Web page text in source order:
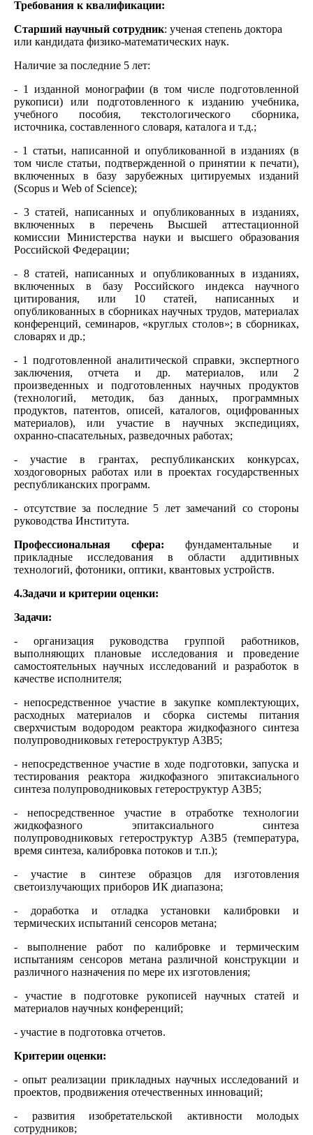
Требования к квалификации:
Старший научный сотрудник: ученая степень доктора
или кандидата физико-математических наук.
Наличие за последние 5 лет:
- 1 изданной монографии (в том числе подготовленной
рукописи) или подготовленного к изданию учебника,
учебного пособия, текстологического сборника,
источника, составленного словаря, каталога и т.д.;
- 1 статьи, написанной и опубликованной в изданиях (в
том числе статьи, подтвержденной о принятии к печати),
включенных в базу зарубежных цитируемых изданий
(Scopus и Web of Science);
- 3 статей, написанных и опубликованных в изданиях,
включенных в перечень Высшей аттестационной
комиссии Министерства науки и высшего образования
Российской Федерации;
- 8 статей, написанных и опубликованных в изданиях,
включенных в базу Российского индекса научного
цитирования, или 10 статей, написанных и
опубликованных в сборниках научных трудов, материалах
конференций, семинаров, «круглых столов»; в сборниках,
словарях и др.;
- 1 подготовленной аналитической справки, экспертного
заключения, отчета и др. материалов, или 2
произведенных и подготовленных научных продуктов
(технологий, методик, баз данных, программных
продуктов, патентов, описей, каталогов, оцифрованных
материалов), или участие в научных экспедициях,
охранно-спасательных, разведочных работах;
- участие в грантах, республиканских конкурсах,
хоздоговорных работах или в проектах государственных
республиканских программ.
- отсутствие за последние 5 лет замечаний со стороны
руководства Института.
Профессиональная сфера: фундаментальные и
прикладные исследования в области аддитивных
технологий, фотоники, оптики, квантовых устройств.
4.Задачи и критерии оценки:
Задачи:
- организация руководства группой работников,
выполняющих плановые исследования и проведение
самостоятельных научных исследований и разработок в
качестве исполнителя;
- непосредственное участие в закупке комплектующих,
расходных материалов и сборка системы питания
сверхчистым водородом реактора жидкофазного синтеза
полупроводниковых гетероструктур А3В5;
- непосредственное участие в ходе подготовки, запуска и
тестирования реактора жидкофазного эпитаксиального
синтеза полупроводниковых гетероструктур А3В5;
- непосредственное участие в отработке технологии
жидкофазного эпитаксиального синтеза
полупроводниковых гетероструктур А3В5 (температура,
время синтеза, калибровка потоков и т.п.);
- участие в синтезе образцов для изготовления
светоизлучающих приборов ИК диапазона;
- доработка и отладка установки калибровки и
термических испытаний сенсоров метана;
- выполнение работ по калибровке и термическим
испытаниям сенсоров метана различной конструкции и
различного назначения по мере их изготовления;
- участие в подготовке рукописей научных статей и
материалов научных конференций;
- участие в подготовка отчетов.
Критерии оценки:
- опыт реализации прикладных научных исследований и
проектов, продвижения отечественных инноваций;
- развития изобретательской активности молодых
сотрудников;